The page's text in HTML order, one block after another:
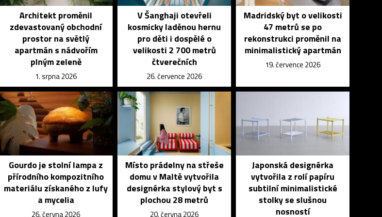
Architekt proměnil
zdevastovaný obchodní
prostor na světlý
apartmán s nádvořím
plným zeleně
1. srpna 2026
V Šanghaji otevřeli
kosmicky laděnou hernu
pro děti i dospělé o
velikosti 2 700 metrů
čtverečních
26. července 2026
Madridský byt o velikosti
47 metrů se po
rekonstrukci proměnil na
minimalistický apartmán
19. července 2026
Gourdo je stolní lampa z
přírodního kompozitního
materiálu získaného z lufy
a mycelia
26. června 2026
Místo prádelny na střeše
domu v Maltě vytvořila
designérka stylový byt s
plochou 28 metrů
20. června 2026
Japonská designérka
vytvořila z rolí papíru
subtilní minimalistické
stolky se slušnou
nosností